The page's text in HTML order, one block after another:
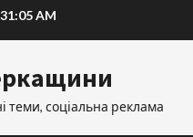
AM
соціальна реклама